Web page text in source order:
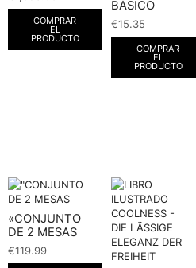
COMPRAR
EL
PRODUCTO
BÁSICO
€15.35
COMPRAR
EL
PRODUCTO
«CONJUNTO
DE 2 MESAS
€119.99